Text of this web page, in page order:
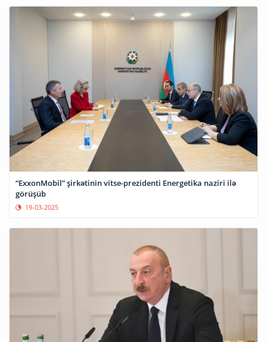
“ExxonMobil” şirkətinin vitse-prezidenti Energetika naziri ilə
görüşüb
19-03-2025